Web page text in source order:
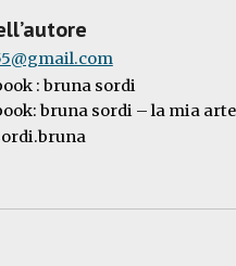
: bruna sordi
bruna sordi – la mia arte